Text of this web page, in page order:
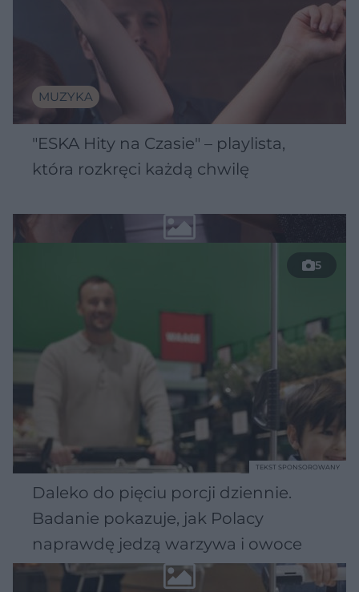
MUZYKA
"ESKA Hity na Czasie" – playlista,
która rozkręci każdą chwilę
5
Daleko do pięciu porcji dziennie.
Badanie pokazuje, jak Polacy
naprawdę jedzą warzywa i owoce
TEKST SPONSOROWANY